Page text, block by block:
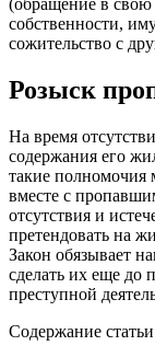
собственности,
сожительство с
Розыск
На время
содержания его
такие
вместе с
отсутствия и
претендовать на
Закон обязывает
сделать их еще до
преступной
Содержание